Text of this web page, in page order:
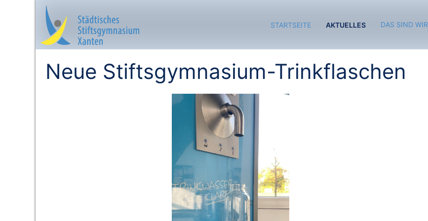
STARTSEITE AKTUELLES DAS SIND WIR
Neue Stiftsgymnasium-Trinkflaschen